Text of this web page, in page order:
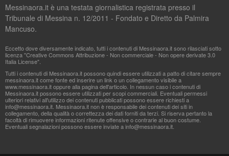
Messinaora.it è una testata giornalistica registrata presso il
Tribunale di Messina n. 12/2011 - Fondato e Diretto da Palmira
Mancuso.
Eccetto dove diversamente indicato, tutti i contenuti di Messinaora.it sono rilasciati sotto
licenza "Creative Commons Attribuzione - Non commerciale - Non opere derivate 3.0
Italia License".
Tutti i contenuti di Messinaora.it possono quindi essere utilizzati a patto di citare sempre
messinaora.it come fonte ed inserire un link o un collegamento visibile a
www.messinaora.it oppure alla pagina dell'articolo. In nessun caso i contenuti di
Messinaora.it possono essere utilizzati per scopi commerciali. Eventuali permessi
ulteriori relativi all'utilizzo dei contenuti pubblicati possono essere richiesti a
info@messinaora.it. Messinaora.it non è responsabile dei contenuti dei siti in
collegamento, della qualità o correttezza dei dati forniti da terzi. Si riserva pertanto la
facoltà di rimuovere informazioni ritenute offensive o contrarie al buon costume.
Eventuali segnalazioni possono essere inviate ainfo@messinaora.it.